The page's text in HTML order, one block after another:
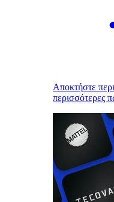
Αποκτήστε
περισσότερες